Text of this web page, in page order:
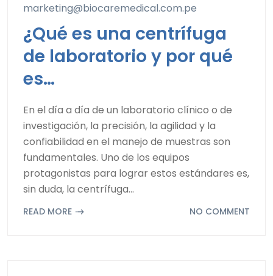
marketing@biocaremedical.com.pe
¿Qué es una centrífuga
de laboratorio y por qué
es…
En el día a día de un laboratorio clínico o de
investigación, la precisión, la agilidad y la
confiabilidad en el manejo de muestras son
fundamentales. Uno de los equipos
protagonistas para lograr estos estándares es,
sin duda, la centrífuga…
READ MORE NO COMMENT